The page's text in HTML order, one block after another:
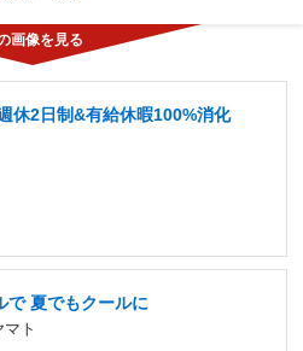
休2日制&有給休暇100%消化
で 夏でもクールに
ト